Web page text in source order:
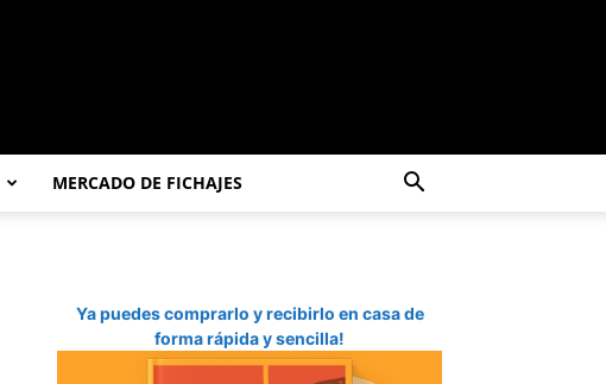
MERCADO DE FICHAJES
Ya puedes comprarlo y recibirlo en casa de
forma rápida y sencilla!